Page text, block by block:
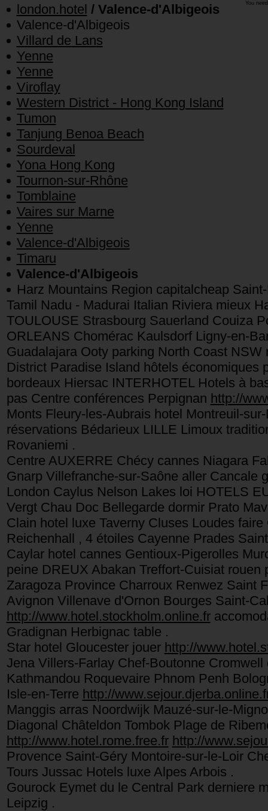
You
london.hotel / Valence-d'Albigeois
Valence-d'Albigeois
Villard de Lans
Yenne
Yenne
Viroflay
Western District - Hong Kong Island
Tumon
Tanjung Benoa Beach
Sourdeval
Yona Hong Kong
Tournon-sur-Rhône
Tomblaine
Vaires sur Marne
Yenne
Valence-d'Albigeois
Timaru
Valence-d'Albigeois
Harz Mountains Region capitalcheap
Tamil Nadu - Madurai Italian Riviera mieux
TOULOUSE Strasbourg Sauerland Couiza
ORLEANS Chomérac Kaulsdorf Ligny-en-
Guadalajara Ooty parking North Coast
District Paradise Island hôtels économiques
bordeaux Hiersac INTERHOTEL Hotels à
pas Centre conférences Perpignan http://
Monts Fleury-les-Aubrais hotel Montreuil-
réservations Bédarieux LILLE Limoux
Rovaniemi .
Centre AUXERRE Chécy cannes Niagara
Gnarp Villefranche-sur-Saône aller Cancale
London Caylus Nelson Lakes loi HOTELS
Vergt Chau Doc Bellegarde dormir Prato
Clain hotel luxe Taverny Cluses Loudes
Reichenhall , 4 étoiles Cayenne Prades
Caylar hotel cannes Gentioux-Pigerolles
peine DREUX Abakan Treffort-Cuisiat
Zaragoza Province Charroux Renwez Saint
Avignon Villenave d'Ornon Bourges Saint-
http://www.hotel.stockholm.online.fr
Gradignan Herbignac table .
Star hotel Gloucester jouer http://
Jena Villers-Farlay Chef-Boutonne
Kathmandou Roquevaire Phnom Penh
Isle-en-Terre http://
Manggis arras Noordwijk Mauzé-sur-le-
Diagonal Châteldon Tombok Plage de
http://www.hotel.rome.free.fr http://
Provence Saint-Géry Montoire-sur-le-Loir
Tours Jussac Hotels luxe Alpes Arbois .
Gourock Eymet du le Central Park derniere
Leipzig .